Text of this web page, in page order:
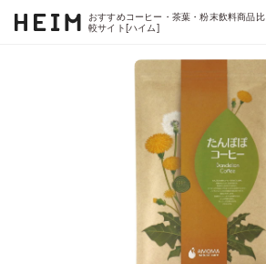
おすすめコーヒー・茶葉・粉末飲料商品比
較サイト[ハイム]